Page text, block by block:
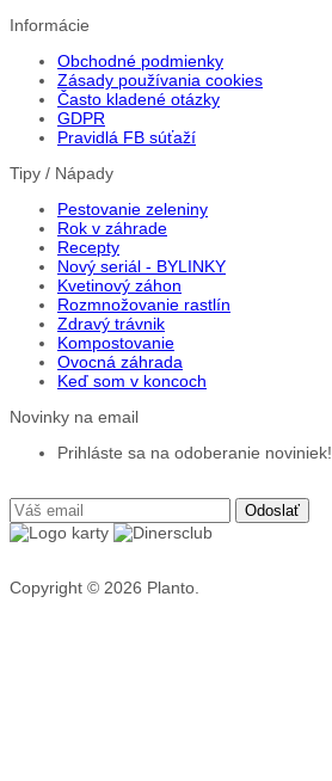
Informácie
Obchodné podmienky
Zásady používania cookies
Často kladené otázky
GDPR
Pravidlá FB súťaží
Tipy / Nápady
Pestovanie zeleniny
Rok v záhrade
Recepty
Nový seriál - BYLINKY
Kvetinový záhon
Rozmnožovanie rastlín
Zdravý trávnik
Kompostovanie
Ovocná záhrada
Keď som v koncoch
Novinky na email
Prihláste sa na odoberanie noviniek!
Copyright © 2026 Planto.